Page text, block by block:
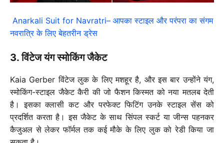
Anarkali Suit for Navratri– आपका स्टाइल और परंपरा का संगम
नवरात्रि के लिए बेहतरीन ड्रेस
3. विंटेज यंग स्मोकिंग जैकेट
Kaia Gerber विंटेज लुक के लिए मशहूर है, और इस बार उन्होंने यंग,
स्मोकिंग-स्टाइल जैकेट कैरी की जो फैशन किस्मत को नया मतलब देती
है। इसका क्लासी कट और परफेक्ट फिटिंग उनके स्टाइल सेंस को
प्रदर्शित करता है। इस जैकेट के साथ सिंपल स्कर्ट या जीन्स पहनकर
कैजुअल से लेकर फॉर्मल तक कई मौके के लिए लुक को रेडी किया जा